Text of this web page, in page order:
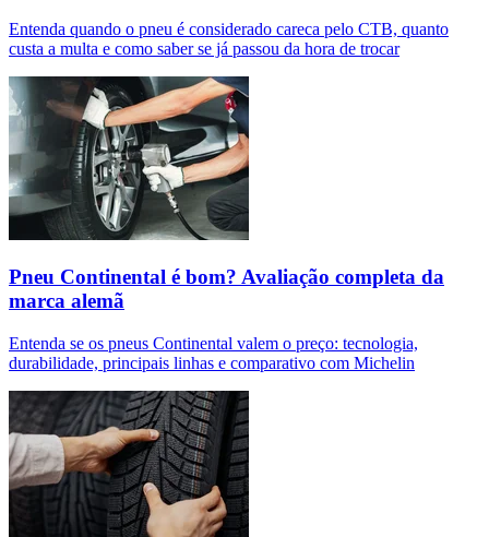
Entenda quando o pneu é considerado careca pelo CTB, quanto
custa a multa e como saber se já passou da hora de trocar
Pneu Continental é bom? Avaliação completa da
marca alemã
Entenda se os pneus Continental valem o preço: tecnologia,
durabilidade, principais linhas e comparativo com Michelin